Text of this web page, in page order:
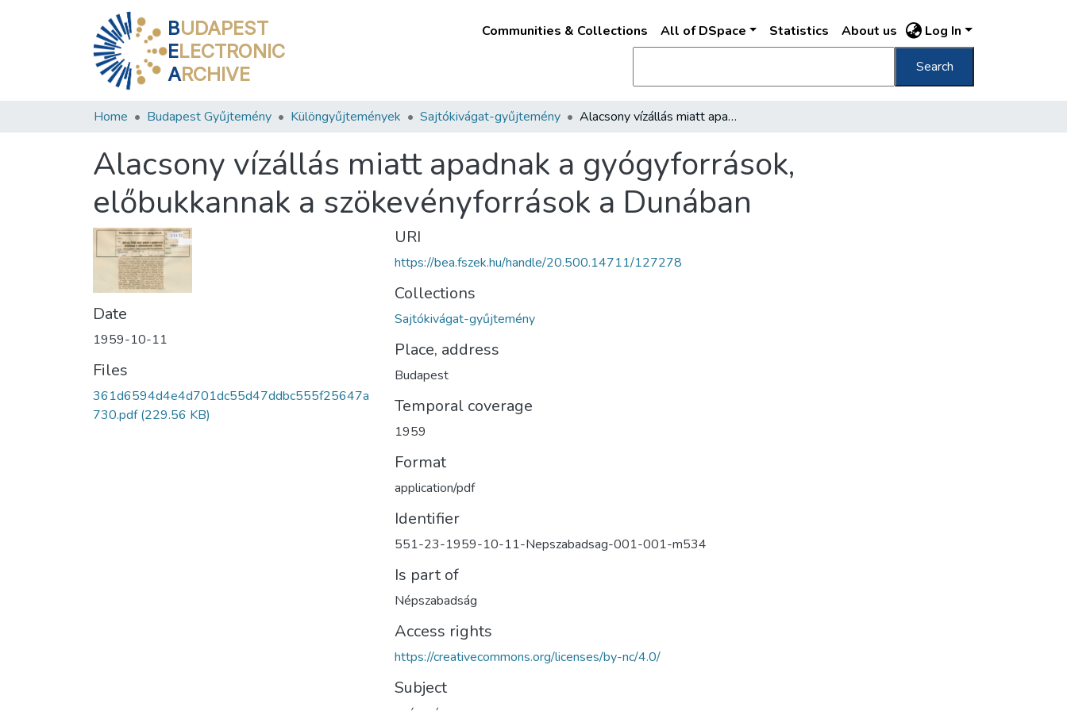
BUDAPEST
ELECTRONIC
ARCHIVE
Communities & Collections All of DSpace Statistics About us Log In
Search
Home Budapest Gyűjtemény Különgyűjtemények Sajtókivágat-gyűjtemény Alacsony vízállás miatt apadnak a gyógyforrások, előbukkannak a szökevényforrások a Dunában
Alacsony vízállás miatt apadnak a gyógyforrások,
előbukkannak a szökevényforrások a Dunában
Date
1959-10-11
Files
361d6594d4e4d701dc55d47ddbc555f25647a
730.pdf(229.56 KB)
URI
https://bea.fszek.hu/handle/20.500.14711/127278
Collections
Sajtókivágat-gyűjtemény
Place, address
Budapest
Temporal coverage
1959
Format
application/pdf
Identifier
551-23-1959-10-11-Nepszabadsag-001-001-m534
Is part of
Népszabadság
Access rights
https://creativecommons.org/licenses/by-nc/4.0/
Subject